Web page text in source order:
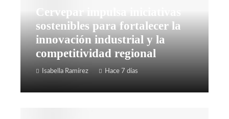
Cervepar impulsa iniciativas
sostenibles para fortalecer la
innovación industrial y la
competitividad regional
Isabella Ramírez Hace 7 días